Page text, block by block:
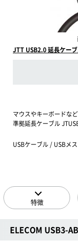
JTT USB2.0 延長ケー
マウスやキーボードな
準拠延長ケーブル
USBケーブル / USBメス
特徴
ELECOM USB3-